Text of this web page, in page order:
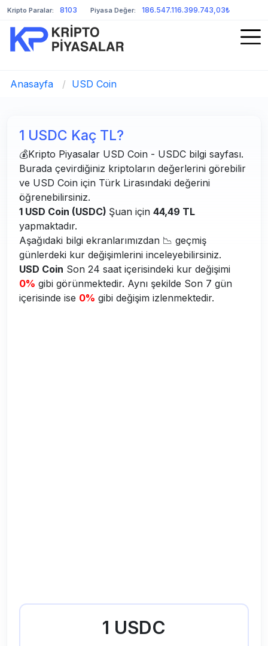
Kripto Paralar: 8103 Piyasa Değer: 186.547.116.399.743,03₺
Anasayfa / USD Coin
1 USDC Kaç TL?
💰Kripto Piyasalar USD Coin - USDC bilgi sayfası.
Burada çevirdiğiniz kriptoların değerlerini görebilir
ve USD Coin için Türk Lirasındaki değerini
öğrenebilirsiniz.
1 USD Coin (USDC) Şuan için 44,49 TL
yapmaktadır.
Aşağıdaki bilgi ekranlarımızdan 📉 geçmiş
günlerdeki kur değişimlerini inceleyebilirsiniz.
USD Coin Son 24 saat içerisindeki kur değişimi
0% gibi görünmektedir. Aynı şekilde Son 7 gün
içerisinde ise 0% gibi değişim izlenmektedir.
1 USDC